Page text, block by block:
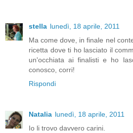
stella lunedì, 18 aprile, 2011
Ma come dove, in finale nel
ricetta dove ti ho lasciato il
un'occhiata ai finalisti e ho
conosco, corri!
Rispondi
Natalia lunedì, 18 aprile, 2011
Io li trovo davvero carini.